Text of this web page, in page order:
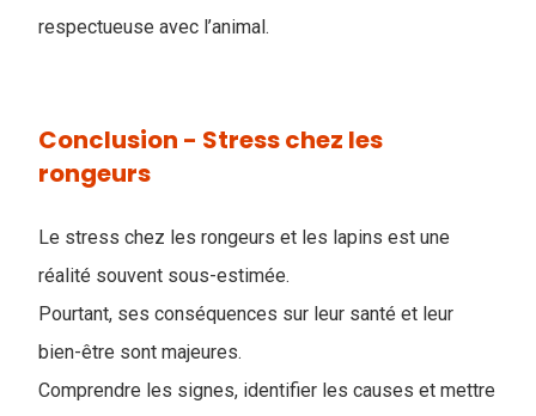
respectueuse avec l’animal.
Conclusion - Stress chez les
rongeurs
Le stress chez les rongeurs et les lapins est une
réalité souvent sous-estimée.
Pourtant, ses conséquences sur leur santé et leur
bien-être sont majeures.
Comprendre les signes, identifier les causes et mettre